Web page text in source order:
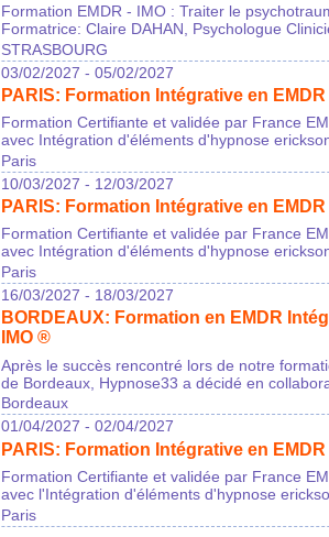
Formation EMDR - IMO : Traiter le
Formatrice: Claire DAHAN, Psychologue
STRASBOURG
03/02/2027 - 05/02/2027
PARIS: Formation Intégrative en
Formation Certifiante et validée par France
avec Intégration d'éléments d'hypnose
Paris
10/03/2027 - 12/03/2027
PARIS: Formation Intégrative en
Formation Certifiante et validée par France
avec Intégration d'éléments d'hypnose
Paris
16/03/2027 - 18/03/2027
BORDEAUX: Formation en EMDR
IMO ®
Après le succès rencontré lors de notre
de Bordeaux, Hypnose33 a décidé en
Bordeaux
01/04/2027 - 02/04/2027
PARIS: Formation Intégrative en
Formation Certifiante et validée par France
avec l'Intégration d'éléments d'hypnose
Paris